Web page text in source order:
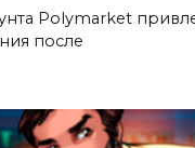
Polymarket
после